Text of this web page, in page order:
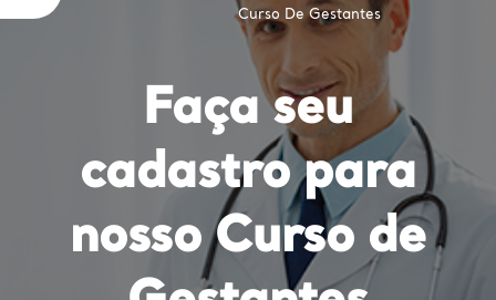
Curso De Gestantes
Faça seu
cadastro para
nosso Curso de